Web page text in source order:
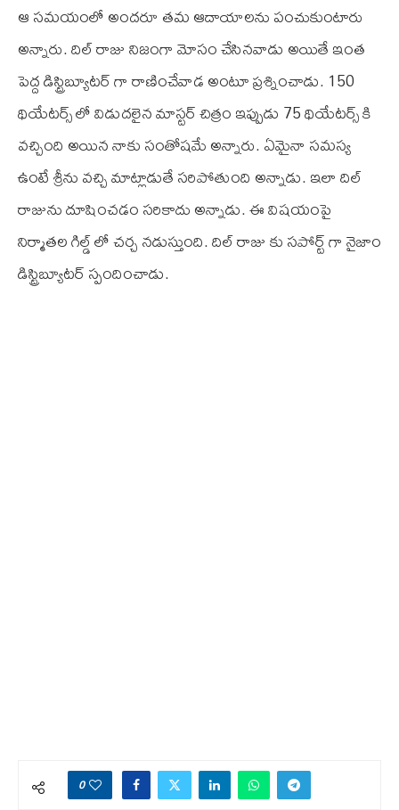
ఆ సమయంలో అందరూ తమ ఆదాయాలను పంచుకుంటారు
అన్నారు. దిల్ రాజు నిజంగా మోసం చేసినవాడు అయితే ఇంత
పెద్ద డిస్ట్రిబ్యూటర్ గా రాణించేవాడ అంటూ ప్రశ్నించాడు. 150
థియేటర్స్ లో విడుదలైన మాస్టర్ చిత్రం ఇప్పుడు 75 థియేటర్స్ కి
వచ్చింది అయిన నాకు సంతోషమే అన్నారు. ఏమైనా సమస్య
ఉంటే శ్రీను వచ్చి మాట్లాడుతే సరిపోతుంది అన్నాడు. ఇలా దిల్
రాజును దూషించడం సరికాదు అన్నాడు. ఈ విషయంపై
నిర్మాతల గిల్డ్ లో చర్చ నడుస్తుంది. దిల్ రాజు కు సపోర్ట్ గా నైజాం
డిస్ట్రిబ్యూటర్ స్పందించాడు.
0